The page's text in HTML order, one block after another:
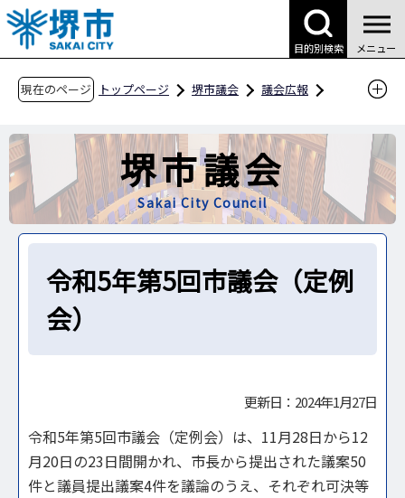
こ
の
ペ
の
先
頭
で
す
目的別検索 メニュー
現在のページ トップページ 堺市議会
議会広報
令和5年第5回市議会（定例会）
堺市議会
Sakai City Council
令和5年第5回市議会（定例
会）
更新日：2024年1月27日
令和5年第5回市議会（定例会）は、11月28日から12
月20日の23日間開かれ、市長から提出された議案50
件と議員提出議案4件を議論のうえ、それぞれ可決等